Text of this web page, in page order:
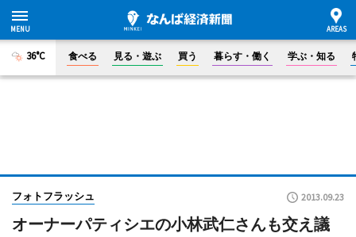
36°C 食べる 見る・遊ぶ 買う 暮らす・働く 学ぶ・知る
フォトフラッシュ 2013.09.23
オーナーパティシエの小林武仁さんも交え議